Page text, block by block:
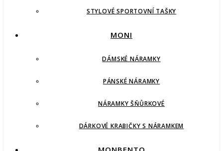
STYLOVÉ SPORTOVNÍ TAŠKY
MONI
DÁMSKÉ NÁRAMKY
PÁNSKÉ NÁRAMKY
NÁRAMKY ŠŇŮRKOVÉ
DÁRKOVÉ KRABIČKY S NÁRAMKEM